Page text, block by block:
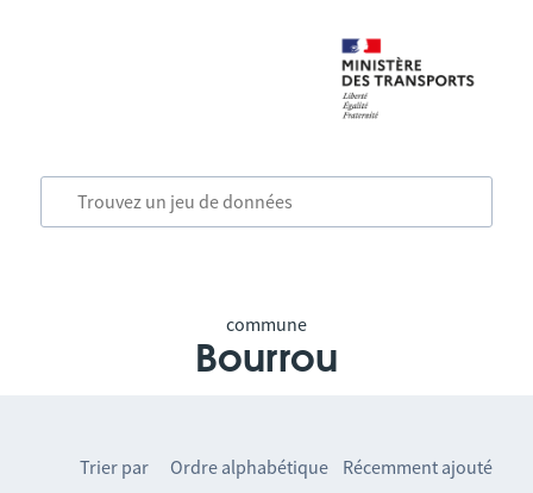
commune
Bourrou
Trier par Ordre alphabétique Récemment ajouté